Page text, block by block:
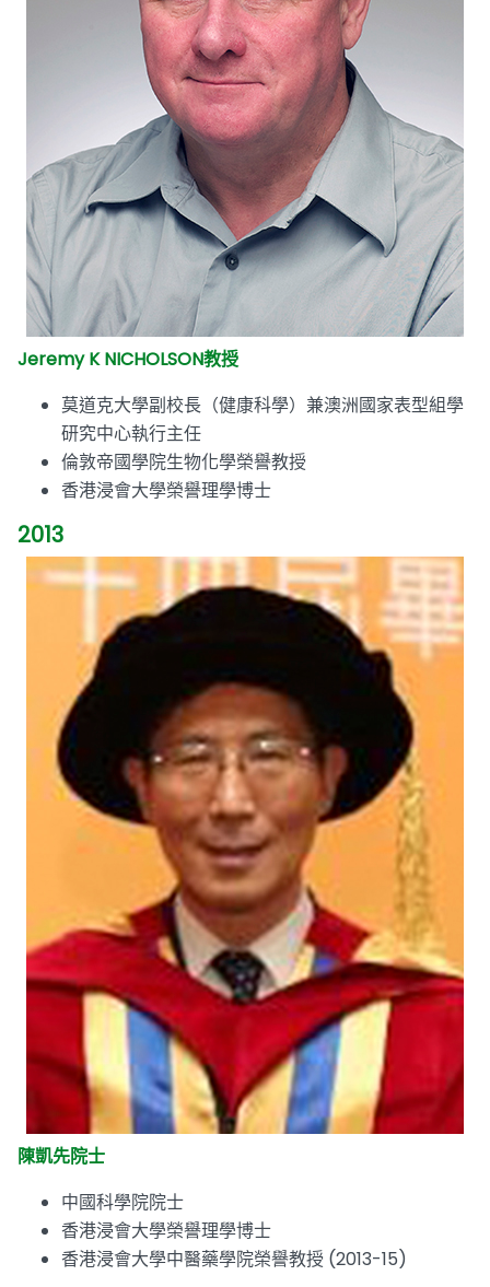
Jeremy K NICHOLSON教授
莫道克大學副校長（健康科學）兼澳洲國家表型組學
研究中心執行主任
倫敦帝國學院生物化學榮譽教授
香港浸會大學榮譽理學博士
2013
陳凱先院士
中國科學院院士
香港浸會大學榮譽理學博士
香港浸會大學中醫藥學院榮譽教授 (2013-15)